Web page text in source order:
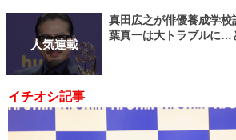
人気連載
真田広之が俳優養成学
葉真一は大トラブルに…
イチオシ記事